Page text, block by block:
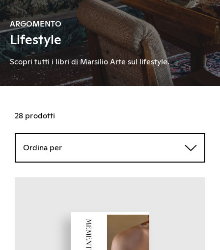
ARGOMENTO
Lifestyle
Scopri tutti i libri di Marsilio Arte sul lifestyle.
28 prodotti
Ordina per